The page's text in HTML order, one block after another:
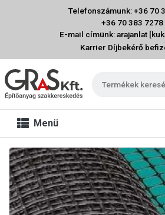
Telefonszámunk: +36 70
+36 70 383 7278
E-mail címünk: arajanlat
Karrier Díjbekérő
Menü